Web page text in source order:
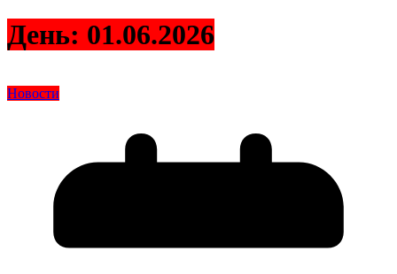
День: 01.06.2026
Новости